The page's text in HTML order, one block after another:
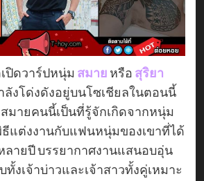
ปิดวาร์ปหนุ่ม สมาย หรือ สุริยา
งโด่งดังอยู่บนโซเชียลในตอนนี้
มายคนนี้เป็นที่รู้จักเกิดจากหนุ่ม
แต่งงานกับแฟนหนุ่มของเขาที่ได้
ายปี บรรยากาศงานแสนอบอุ่น
งเจ้าบ่าวและเจ้าสาวทั้งคู่เหมาะ